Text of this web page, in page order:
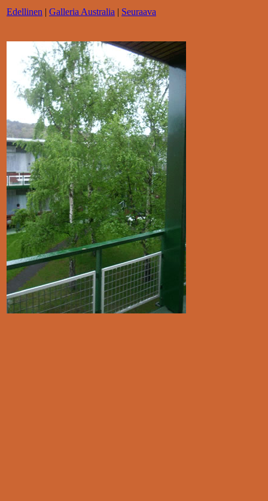
Edellinen | Galleria Australia | Seuraava